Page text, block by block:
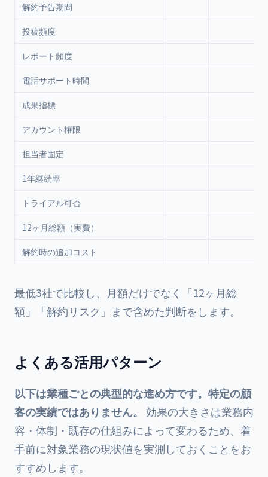
解約予告期間
投稿頻度
レポート頻度
電話サポート時間
成果指標
アカウント権限
担当者固定
1年継続率
トライアル可否
12ヶ月総額（実費）
解約時の追加コスト
最低3社で比較し、月額だけでなく「12ヶ月総
額」「解約リスク」まで含めた判断をします。
よくある活用パターン
以下は業種ごとの典型的な進め方です。特定の顧
客の実績ではありません。 効果の大きさは業務内
容・体制・既存の仕組みによって変わるため、着
手前に対象業務の現状値を実測しておくことをお
すすめします。